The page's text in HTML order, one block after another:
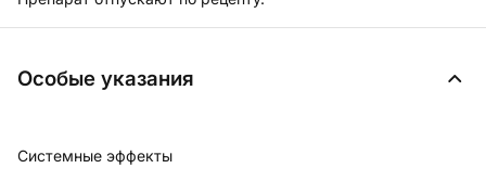
Особые указания
Системные эффекты